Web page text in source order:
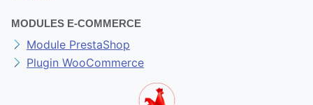
MODULES E-COMMERCE
Module PrestaShop
Plugin WooCommerce